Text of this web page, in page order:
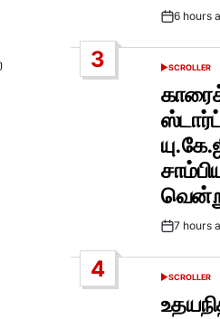
Post6 hours
3
POSTED
SCROLLER
Post7 hours
4
POSTED
SCROLLER